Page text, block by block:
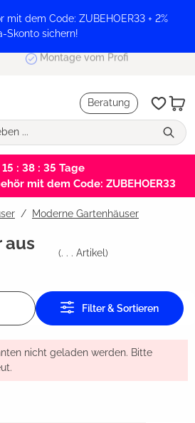
mit dem Code: ZUBEHOER33 + 2%
Skonto sichern!
Montage vom Profi
Beratung
: 38 : 34 Tage
mit dem Code: ZUBEHOER33
/ Moderne Gartenhäuser
aus
(. . . Artikel)
Filter & Sortieren
nicht geladen werden. Bitte